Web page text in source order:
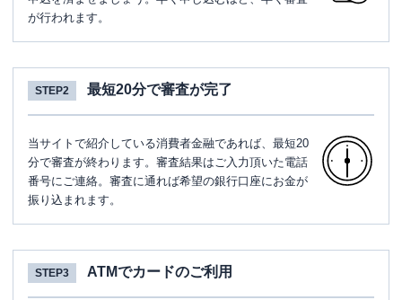
が行われます。
STEP2 最短20分で審査が完了
当サイトで紹介している消費者金融であれば、最短20
分で審査が終わります。審査結果はご入力頂いた電話
番号にご連絡。審査に通れば希望の銀行口座にお金が
振り込まれます。
STEP3 ATMでカードのご利用